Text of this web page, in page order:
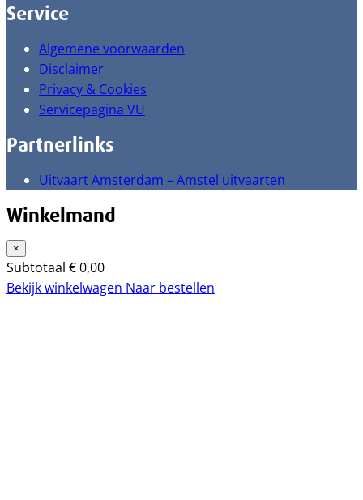
Service
Algemene voorwaarden
Disclaimer
Privacy & Cookies
Servicepagina VU
Partnerlinks
Uitvaart Amsterdam – Amstel uitvaarten
Winkelmand
×
Subtotaal €0,00
Bekijk winkelwagen Naar bestellen